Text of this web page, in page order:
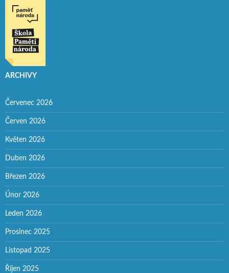
ARCHIVY
Červenec 2026
Červen 2026
Květen 2026
Duben 2026
Březen 2026
Únor 2026
Leden 2026
Prosinec 2025
Listopad 2025
Říjen 2025